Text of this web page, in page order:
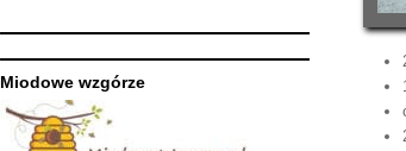
Miodowe wzgórze